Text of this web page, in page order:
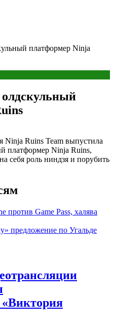
платформер Ninja
Ruins Team выпустила
платформер Ninja Ruins,
себя роль ниндзя и порубить
против Game Pass, халява
предложение по Угальде